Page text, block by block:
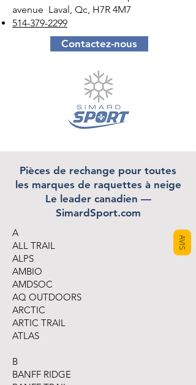
avenue Laval, Qc, H7R 4M7
514-379-2299
Contactez-nous
Pièces de rechange pour toutes
les marques de raquettes à neige
Le leader canadien —
SimardSport.com
A
ALL TRAIL
ALPS
AMBIO
AMDSOC
AQ OUTDOORS
ARCTIC
ARTIC TRAIL
ATLAS
B
BANFF RIDGE
AVIS